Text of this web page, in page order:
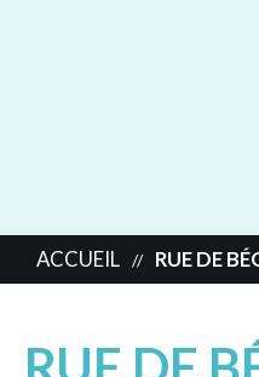
ACCUEIL // RUE DE